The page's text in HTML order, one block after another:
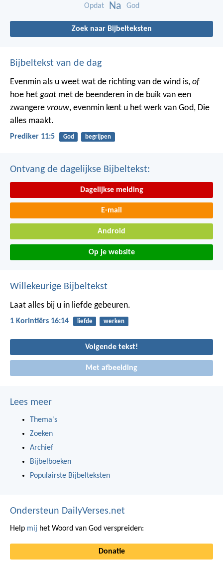
Opdat Na God
Zoek naar Bijbelteksten
Bijbeltekst van de dag
Evenmin als u weet wat de richting van de wind is, of
hoe hetgaat met de beenderen in de buik van een
zwangere vrouw, evenmin kent u het werk van God, Die
alles maakt.
Prediker 11:5 God begrijpen
Ontvang de dagelijkse Bijbeltekst:
Dagelijkse melding
E-mail
Android
Op je website
Willekeurige Bijbeltekst
Laat alles bij u in liefde gebeuren.
1 Korintiërs 16:14 liefde werken
Volgende tekst!
Met afbeelding
Lees meer
Thema's
Zoeken
Archief
Bijbelboeken
Populairste Bijbelteksten
Ondersteun DailyVerses.net
Help mij het Woord van God verspreiden:
Donatie